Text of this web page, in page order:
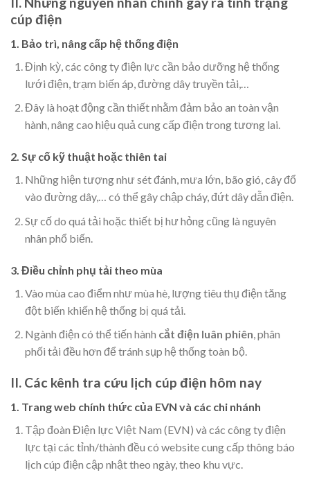
cúp điện
1. Bảo trì, nâng cấp hệ thống điện
Định kỳ, các công ty điện lực cần bảo dưỡng hệ thống
lưới điện, trạm biến áp, đường dây truyền tải,…
Đây là hoạt động cần thiết nhằm đảm bảo an toàn vận
hành, nâng cao hiệu quả cung cấp điện trong tương lai.
2. Sự cố kỹ thuật hoặc thiên tai
Những hiện tượng như sét đánh, mưa lớn, bão gió, cây đổ
vào đường dây,… có thể gây chập cháy, đứt dây dẫn điện.
Sự cố do quá tải hoặc thiết bị hư hỏng cũng là nguyên
nhân phổ biến.
3. Điều chỉnh phụ tải theo mùa
Vào mùa cao điểm như mùa hè, lượng tiêu thụ điện tăng
đột biến khiến hệ thống bị quá tải.
Ngành điện có thể tiến hành cắt điện luân phiên, phân
phối tải đều hơn để tránh sụp hệ thống toàn bộ.
II. Các kênh tra cứu lịch cúp điện hôm nay
1. Trang web chính thức của EVN và các chi nhánh
Tập đoàn Điện lực Việt Nam (EVN) và các công ty điện
lực tại các tỉnh/thành đều có website cung cấp thông báo
lịch cúp điện cập nhật theo ngày, theo khu vực.